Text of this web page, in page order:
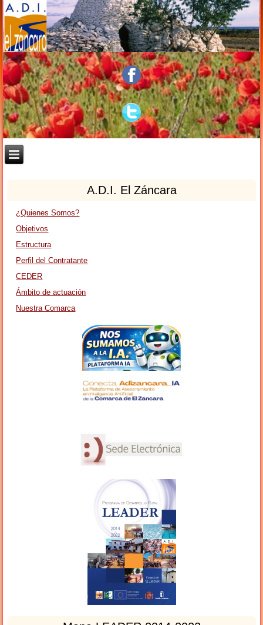
A.D.I. El Záncara
¿Quienes Somos?
Objetivos
Estructura
Perfil del Contratante
CEDER
Ámbito de actuación
Nuestra Comarca